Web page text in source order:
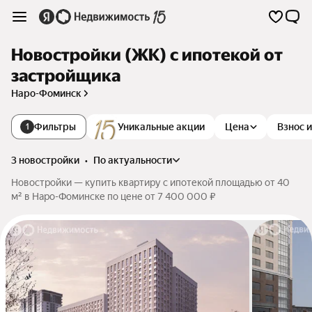
Новостройки (ЖК) с ипотекой от
застройщика
Наро-Фоминск
1 Фильтры Уникальные акции Цена Взнос
3 новостройки •
по актуальности
Новостройки — купить квартиру с ипотекой площадью от 40
м² в Наро-Фоминске по цене от 7 400 000 ₽